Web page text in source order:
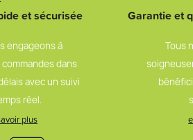
et sécurisée
engageons à
dans
avec un suivi
réel.
plus
Garantie et
Tous